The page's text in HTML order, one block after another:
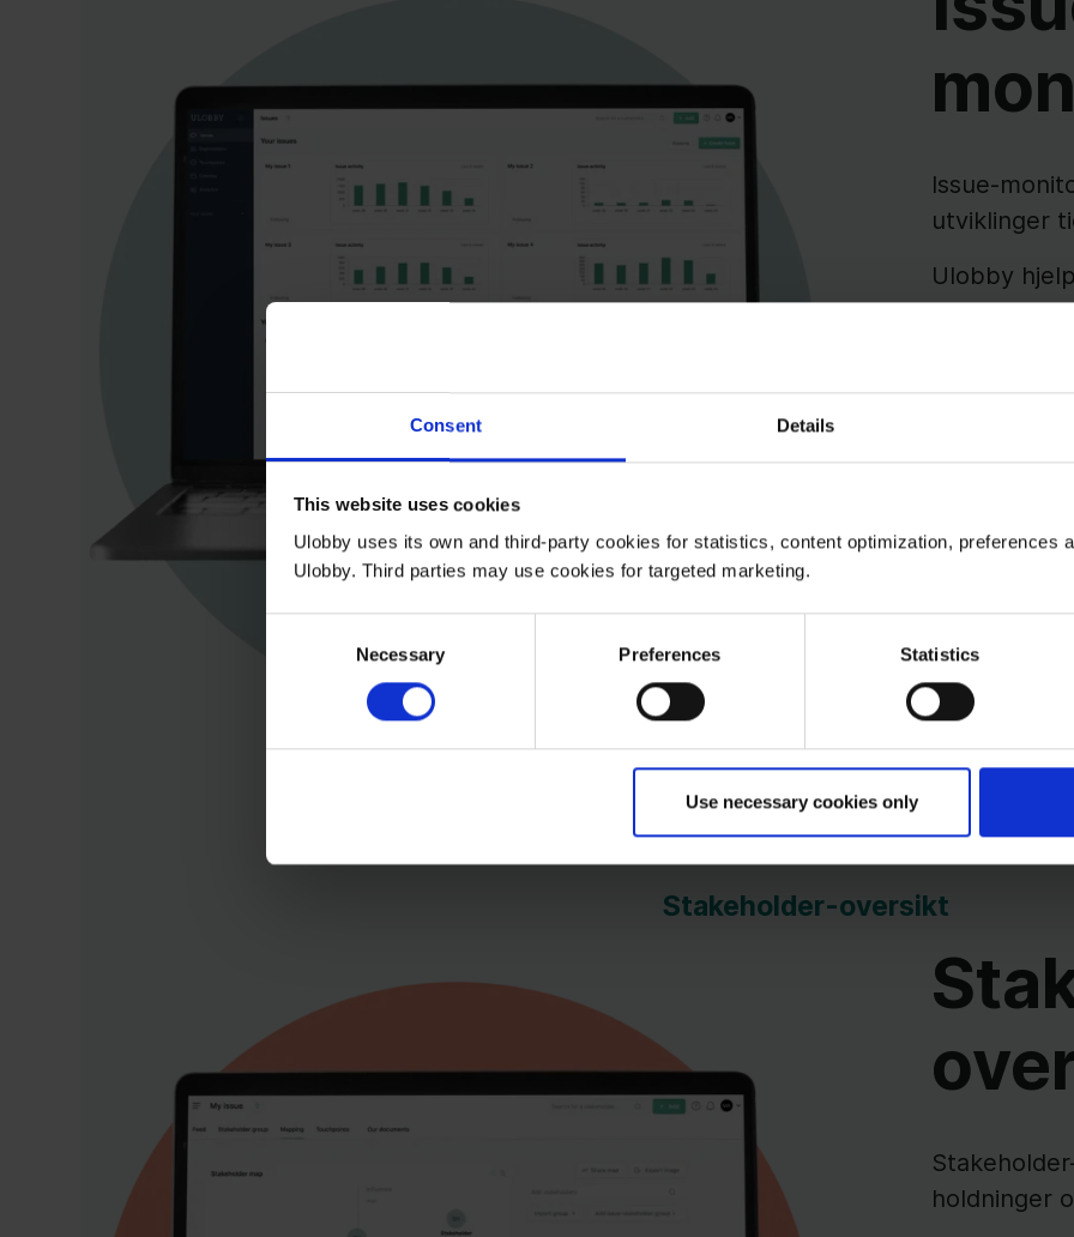
Consent Details
This website uses cookies
Ulobby uses its own and third-party cookies for statistics, content optimization, preferences
Ulobby. Third parties may use cookies for targeted marketing.
Necessary Preferences Statistics
Use necessary cookies only
Issue-
utviklinger
Ulobby
holdninger
Stakeholder-oversikt
holdninger